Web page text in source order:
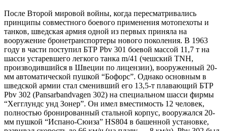
После Второй мировой войны, когда пересматривались
принципы совместного боевого применения мотопехоты и
танков, шведская армия одной из первых приняла на
вооружение бронетранспортеры нового поколения. В 1963
году в части поступил БТР Pbv 301 боевой массой 11,7 т на
шасси устаревшего легкого танка m/41 (чешский TNH,
производившийся в Швеции по лицензии), вооруженный 20-
мм автоматической пушкой “Бофорс”. Однако основным в
шведской армии стал сменивший его 13,5-т плавающий БТР
Pbv 302 (Pansarbandvagen 302) на специальном шасси фирмы
“Хегглундс унд Зонер”. Он имел вместимость 12 человек,
полностью бронированный стальной корпус, вооружался 20-
мм пушкой “Испано-Сюиза” HS804 в башенной установке,